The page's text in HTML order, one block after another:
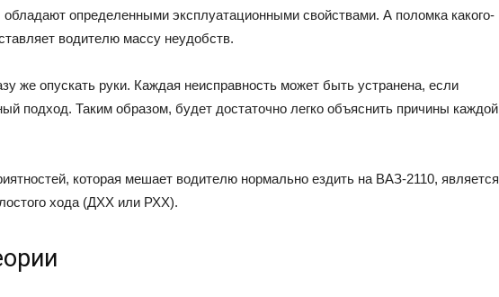
обладают определенными эксплуатационными свойствами. А поломка какого-
водителю массу неудобств.
же опускать руки. Каждая неисправность может быть устранена, если
подход. Таким образом, будет достаточно легко объяснить причины каждой
которая мешает водителю нормально ездить на ВАЗ-2110, является
хода (ДХХ или РХХ).